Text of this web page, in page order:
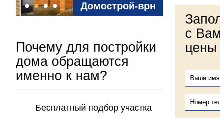
Домострой-врн
Почему для постройки
дома обращаются
именно к нам?
Бесплатный подбор участка
с